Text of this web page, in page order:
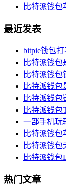
比特派钱包
最近发表
bitpie钱包
比特派钱包
比特派钱包
比特派钱包
比特派钱包
比特派钱包
一部手机玩
比特派钱包
比特派钱包
比特派钱包
热门文章